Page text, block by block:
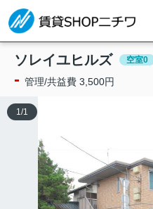
ソレイユヒルズ 空室0
- 管理/共益費 3,500円
1 /1